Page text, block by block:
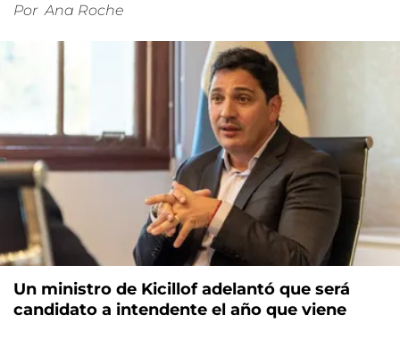
Por Ana Roche
Un ministro de Kicillof adelantó que será
candidato a intendente el año que viene